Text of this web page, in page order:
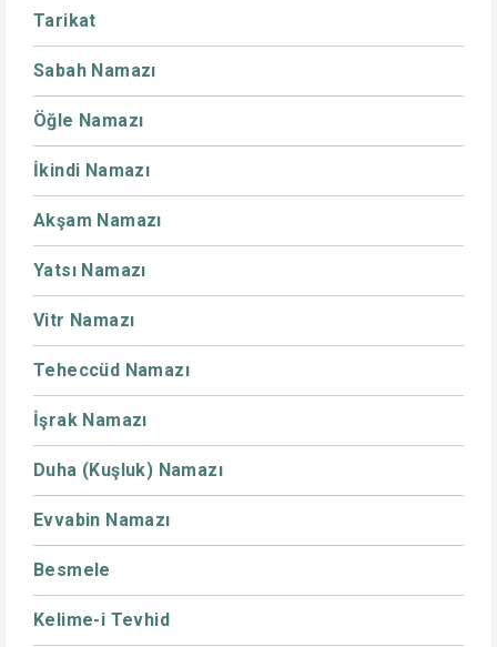
Tarikat
Sabah Namazı
Öğle Namazı
İkindi Namazı
Akşam Namazı
Yatsı Namazı
Vitr Namazı
Teheccüd Namazı
İşrak Namazı
Duha (Kuşluk) Namazı
Evvabin Namazı
Besmele
Kelime-i Tevhid